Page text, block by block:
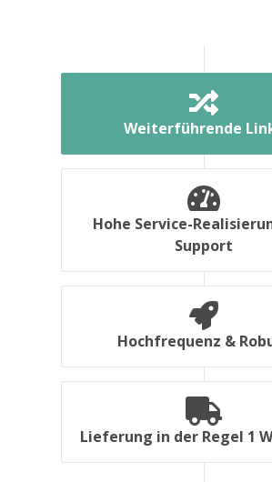
Weiterführende
Hohe Service-
Support
Hochfrequenz &
Lieferung in der Regel 1